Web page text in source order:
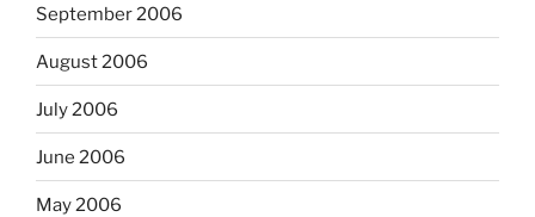
September 2006
August 2006
July 2006
June 2006
May 2006